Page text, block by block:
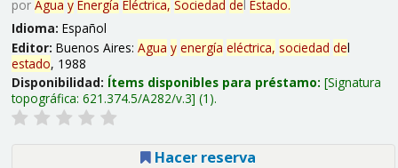
por Agua y Energía Eléctrica, Sociedad del Estado.
Idioma: Español
Editor: Buenos Aires: Agua y energía eléctrica, sociedad del
estado, 1988
Disponibilidad: Ítems disponibles para préstamo: Signatura
topográfica: 621.374.5/A282/v.3 (1).
Hacer reserva